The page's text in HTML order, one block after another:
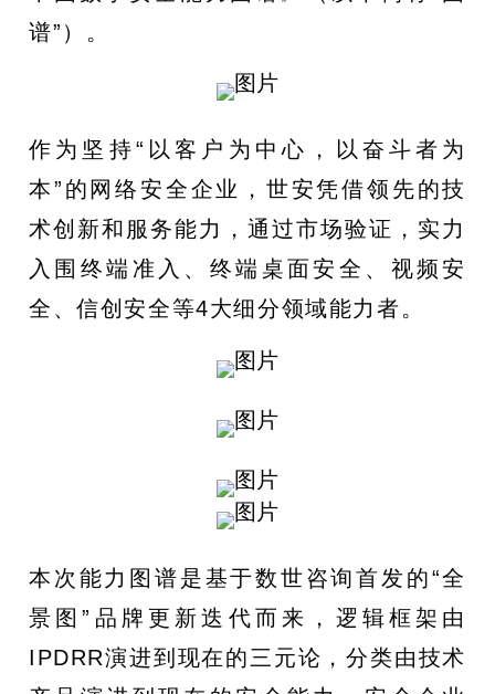
谱”）。
作为坚持“以客户为中心，以奋斗者为
本”的网络安全企业，世安凭借领先的技
术创新和服务能力，通过市场验证，实力
入围终端准入、终端桌面安全、视频安
全、信创安全等4大细分领域能力者。
本次能力图谱是基于数世咨询首发的“全
景图”品牌更新迭代而来，逻辑框架由
IPDRR演进到现在的三元论，分类由技术